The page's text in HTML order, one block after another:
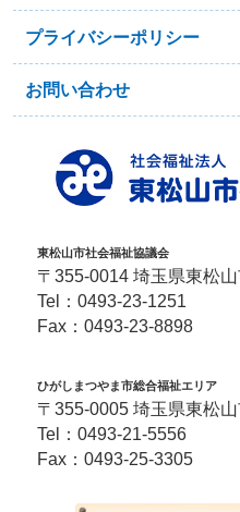
プライバシーポリシー
お問い合わせ
東松山市社会福祉協議会
〒355-0014 埼玉県東松
Tel： 0493-23-1251
Fax：0493-23-8898
ひがしまつやま市総合福祉エリア
〒355-0005 埼玉県東松
Tel： 0493-21-5556
Fax：0493-25-3305